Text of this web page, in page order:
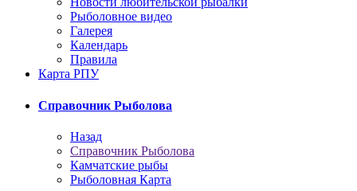
Рыболовное видео
Галерея
Календарь
Правила
Карта РПУ
Справочник Рыболова
Назад
Справочник Рыболова
Камчатские рыбы
Рыболовная Карта